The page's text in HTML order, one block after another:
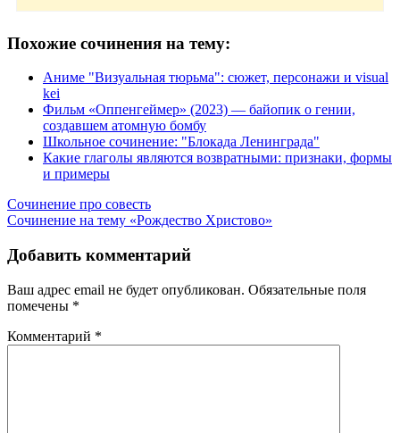
Похожие сочинения на тему:
Аниме "Визуальная тюрьма": сюжет, персонажи и visual
kei
Фильм «Оппенгеймер» (2023) — байопик о гении,
создавшем атомную бомбу
Школьное сочинение: "Блокада Ленинграда"
Какие глаголы являются возвратными: признаки, формы
и примеры
Навигация
по
записям
Сочинение про совесть
Сочинение на тему «Рождество Христово»
Добавить комментарий
Ваш адрес email не будет опубликован. Обязательные поля
помечены *
Комментарий *